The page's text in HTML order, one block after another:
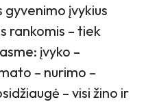
gyvenimo įvykius
rankomis – tiek
įvyko –
– nurimo –
– visi žino ir